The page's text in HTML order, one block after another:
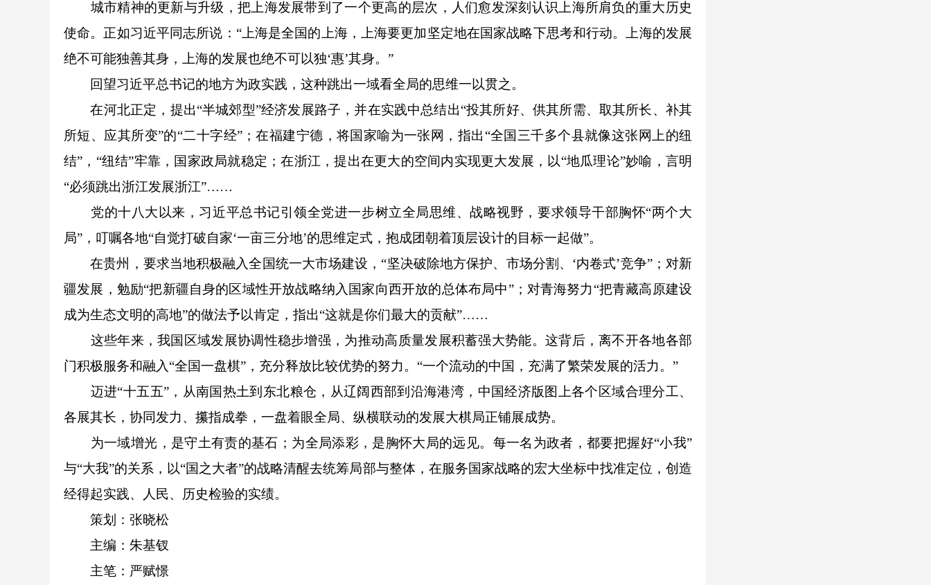
城市精神的更新与升级，把上海发展带到了一个更高的层次，人们愈发深刻认识上海所肩负的重大历史
使命。正如习近平同志所说：“上海是全国的上海，上海要更加坚定地在国家战略下思考和行动。上海的发展
绝不可能独善其身，上海的发展也绝不可以独‘惠’其身。”
回望习近平总书记的地方为政实践，这种跳出一域看全局的思维一以贯之。
在河北正定，提出“半城郊型”经济发展路子，并在实践中总结出“投其所好、供其所需、取其所长、补其
所短、应其所变”的“二十字经”；在福建宁德，将国家喻为一张网，指出“全国三千多个县就像这张网上的纽
结”，“纽结”牢靠，国家政局就稳定；在浙江，提出在更大的空间内实现更大发展，以“地瓜理论”妙喻，言明
“必须跳出浙江发展浙江”……
党的十八大以来，习近平总书记引领全党进一步树立全局思维、战略视野，要求领导干部胸怀“两个大
局”，叮嘱各地“自觉打破自家‘一亩三分地’的思维定式，抱成团朝着顶层设计的目标一起做”。
在贵州，要求当地积极融入全国统一大市场建设，“坚决破除地方保护、市场分割、‘内卷式’竞争”；对新
疆发展，勉励“把新疆自身的区域性开放战略纳入国家向西开放的总体布局中”；对青海努力“把青藏高原建设
成为生态文明的高地”的做法予以肯定，指出“这就是你们最大的贡献”……
这些年来，我国区域发展协调性稳步增强，为推动高质量发展积蓄强大势能。这背后，离不开各地各部
门积极服务和融入“全国一盘棋”，充分释放比较优势的努力。“一个流动的中国，充满了繁荣发展的活力。”
迈进“十五五”，从南国热土到东北粮仓，从辽阔西部到沿海港湾，中国经济版图上各个区域合理分工、
各展其长，协同发力、攥指成拳，一盘着眼全局、纵横联动的发展大棋局正铺展成势。
为一域增光，是守土有责的基石；为全局添彩，是胸怀大局的远见。每一名为政者，都要把握好“小我”
与“大我”的关系，以“国之大者”的战略清醒去统筹局部与整体，在服务国家战略的宏大坐标中找准定位，创造
经得起实践、人民、历史检验的实绩。
策划：张晓松
主编：朱基钗
主笔：严赋憬